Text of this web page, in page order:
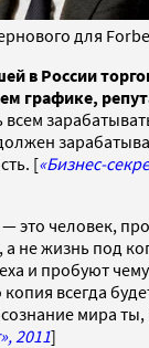
для
в России
графике,
всем
[«Бизнес-
это человек,
а не жизнь под
и пробуют
копия всегда
мира
2011]